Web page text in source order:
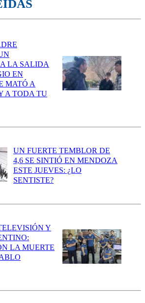
LA SALIDA
EN
MATÓ A
A TODA TU
UN FUERTE TEMBLOR DE
4,6 SE SINTIÓ EN MENDOZA
ESTE JUEVES: ¿LO
SENTISTE?
Y
LA MUERTE